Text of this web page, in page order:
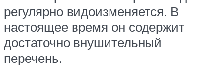
регулярно видоизменяется. В
настоящее время он содержит
достаточно внушительный
перечень.